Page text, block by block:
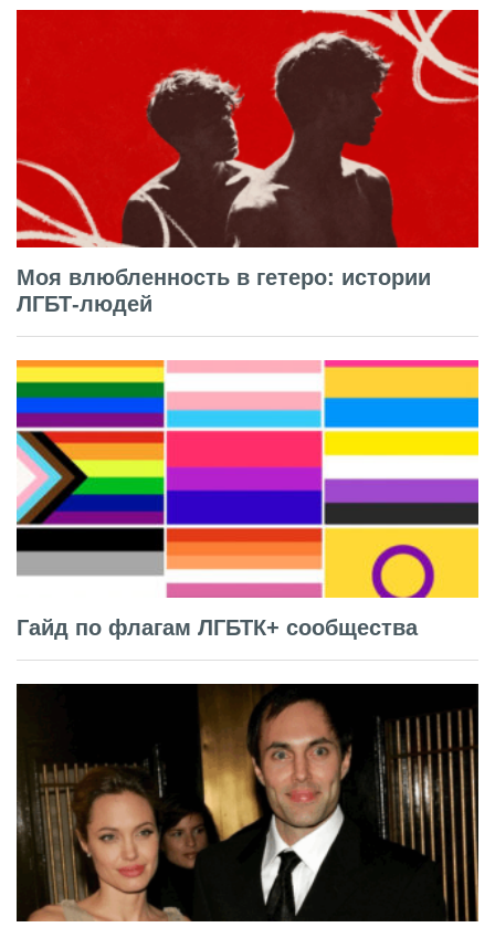
Моя влюбленность в гетеро: истории
ЛГБТ-людей
Гайд по флагам ЛГБТК+ сообщества